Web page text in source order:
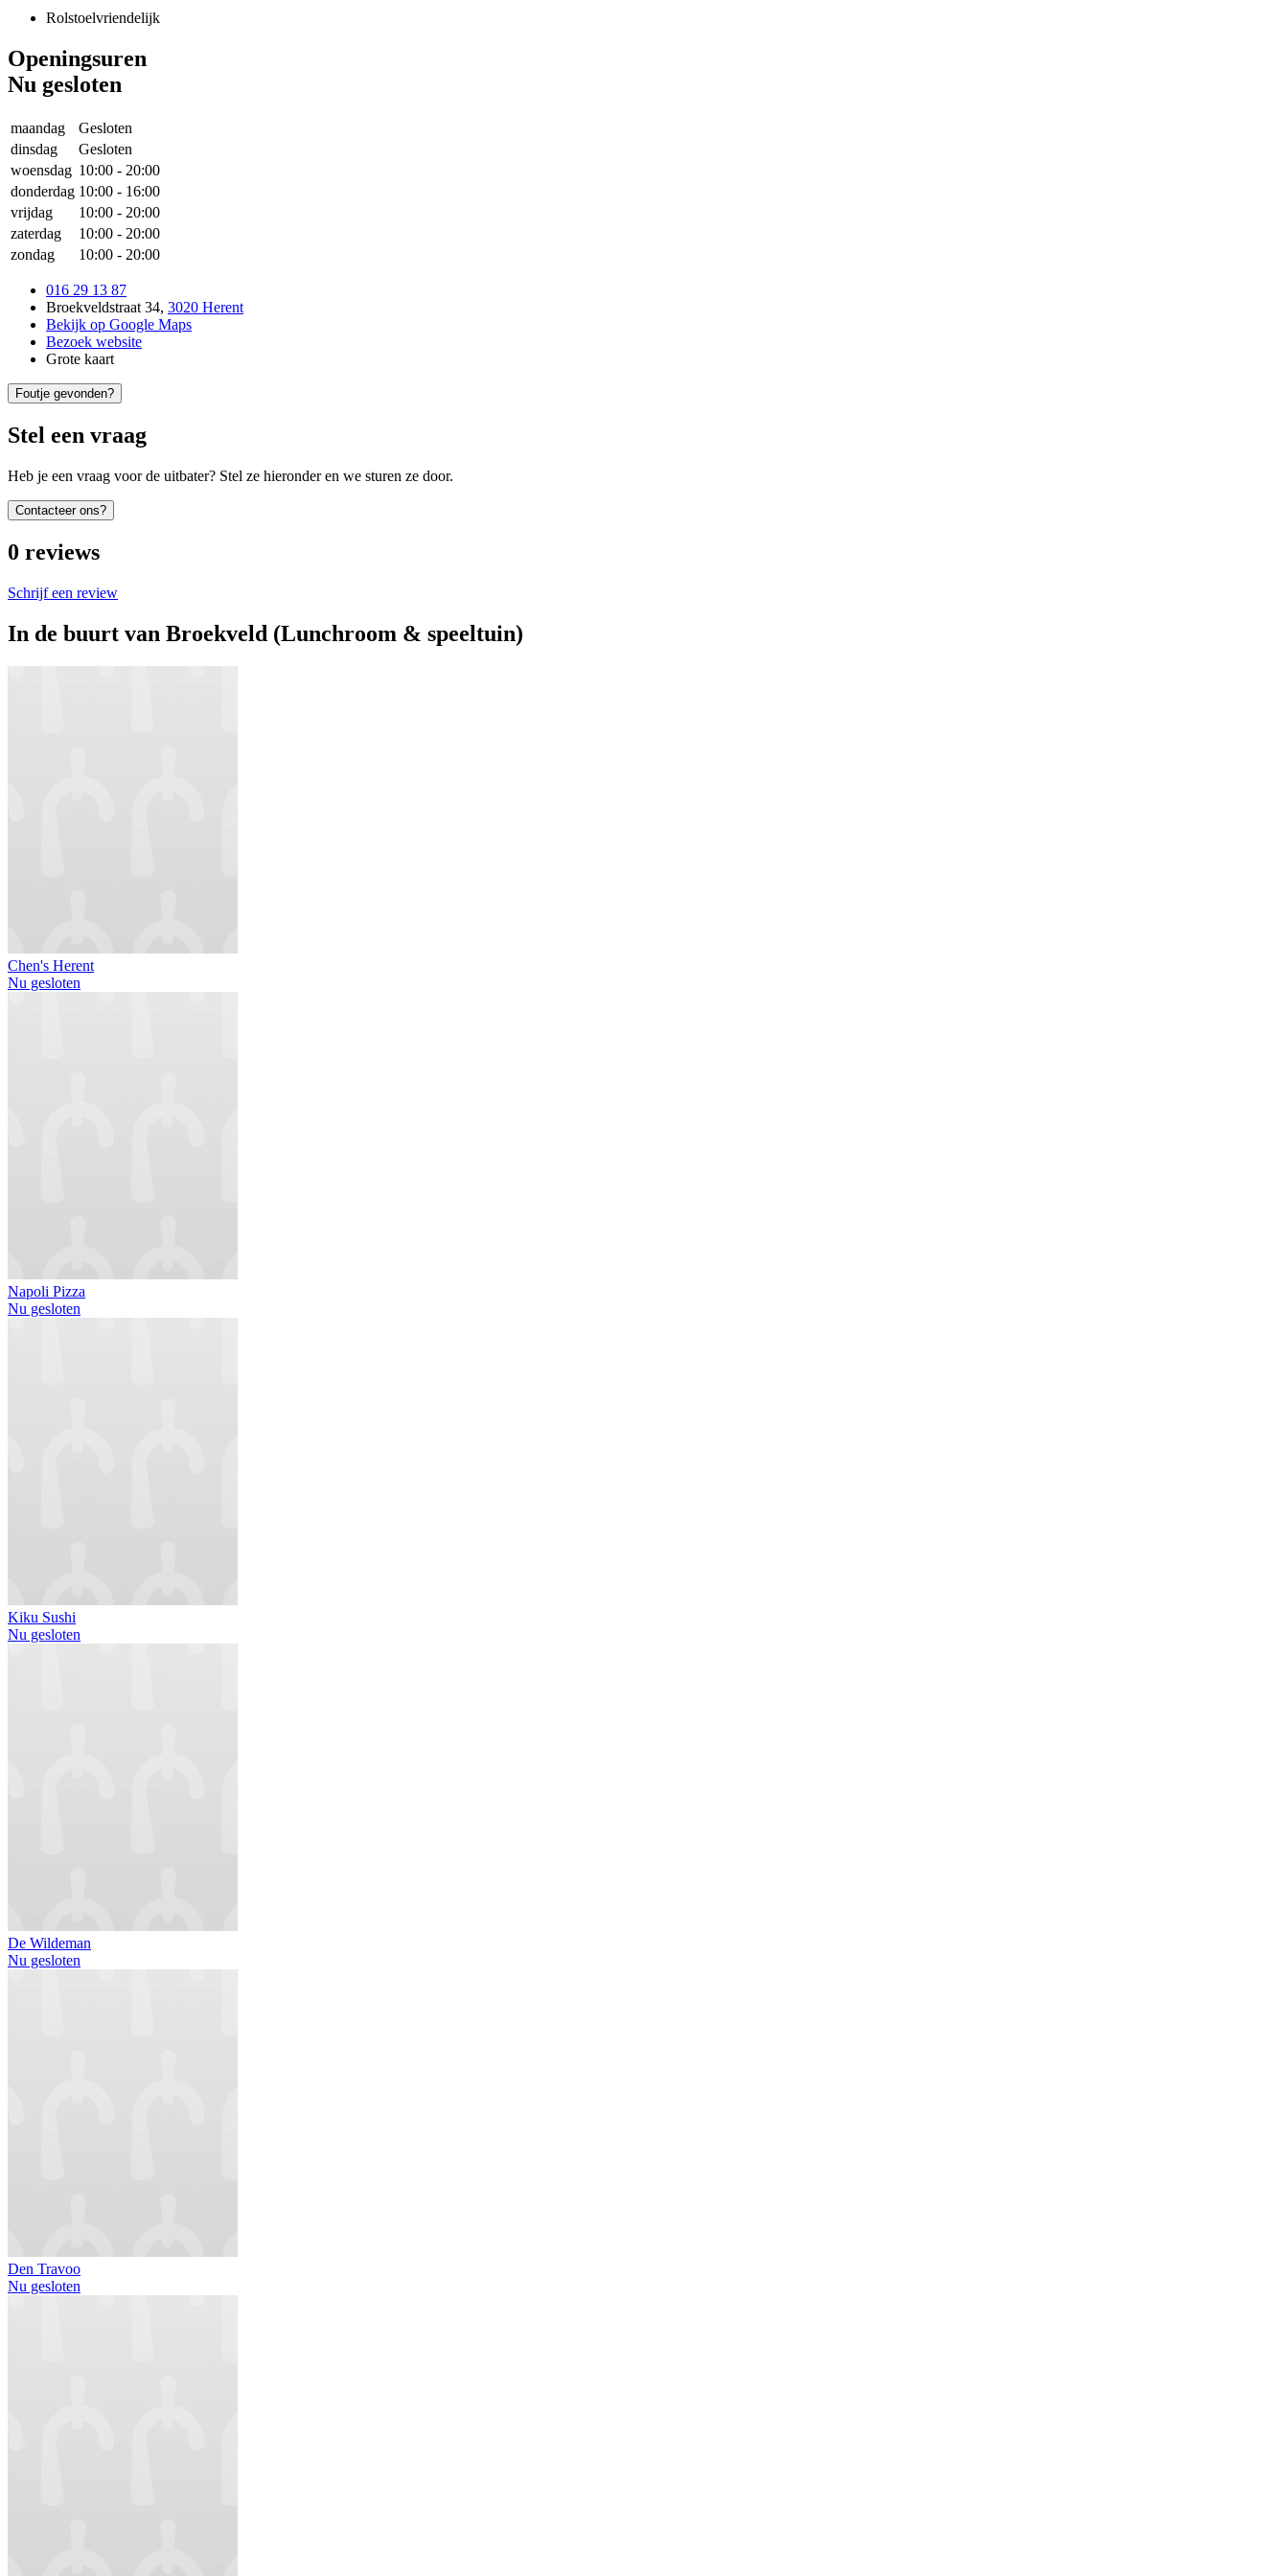
Rolstoelvriendelijk
Openingsuren
Nu gesloten
maandag
Gesloten
dinsdag
Gesloten
woensdag 10:00 - 20:00
donderdag 10:00 - 16:00
vrijdag
10:00 - 20:00
zaterdag
10:00 - 20:00
zondag
10:00 - 20:00
016 29 13 87
Broekveldstraat 34, 3020 Herent
Bekijk op Google Maps
Bezoek website
Grote kaart
Foutje gevonden?
Stel een vraag
Heb je een vraag voor de uitbater? Stel ze hieronder en we sturen ze door.
Contacteer ons?
0 reviews
Schrijf een review
In de buurt van Broekveld (Lunchroom & speeltuin)
Chen's Herent
Nu gesloten
Napoli Pizza
Nu gesloten
Kiku Sushi
Nu gesloten
De Wildeman
Nu gesloten
Den Travoo
Nu gesloten